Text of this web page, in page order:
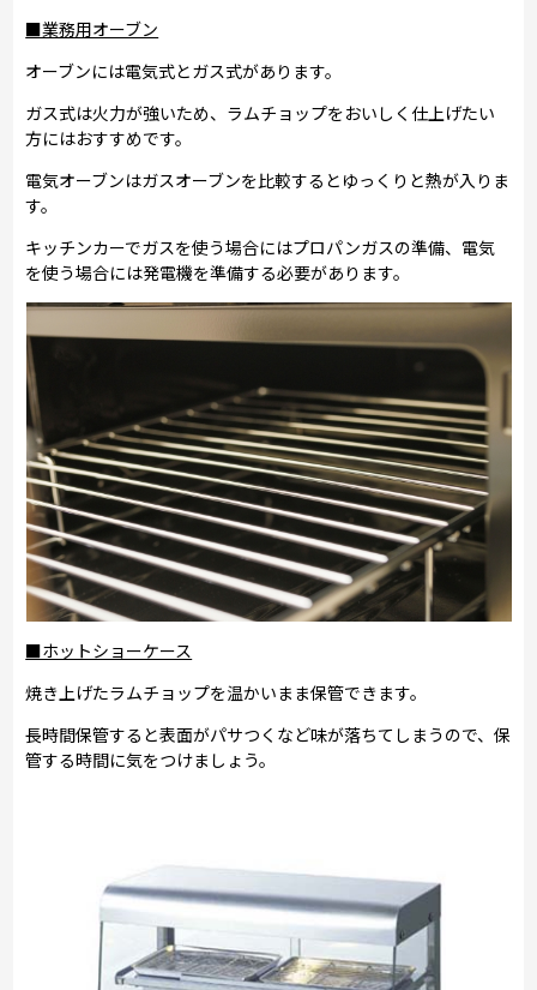
■業務用オーブン
オーブンには電気式とガス式があります。
ガス式は火力が強いため、ラムチョップをおいしく仕上げたい
方にはおすすめです。
電気オーブンはガスオーブンを比較するとゆっくりと熱が入りま
す。
キッチンカーでガスを使う場合にはプロパンガスの準備、電気
を使う場合には発電機を準備する必要があります。
■ホットショーケース
焼き上げたラムチョップを温かいまま保管できます。
長時間保管すると表面がパサつくなど味が落ちてしまうので、保
管する時間に気をつけましょう。